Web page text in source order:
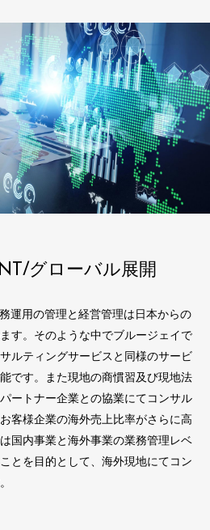
グローバル展開
運用の管理と経営管理は日本からの
す。そのような中でブルージェイで
ルティングサービスと同様のサービ
です。また現地の商慣習及び現地法
ートナー企業との協業にてコンサル
客様企業の海外売上比率がさらに高
国内事業と海外事業の業務管理レベ
とを目的として、海外現地にてコン